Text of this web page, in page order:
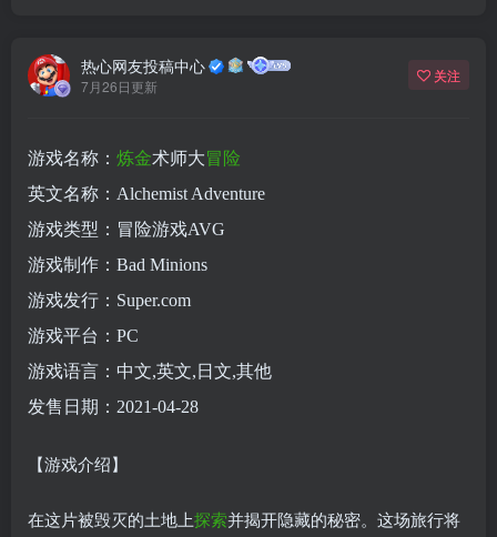
热心网友投稿中心
7月26日更新
关注
游戏名称： 炼金术师大冒险
英文名称：Alchemist Adventure
游戏类型：冒险游戏AVG
游戏制作：Bad Minions
游戏发行：Super.com
游戏平台：PC
游戏语言：中文,英文,日文,其他
发售日期：2021-04-28
【游戏介绍】
在这片被毁灭的土地上探索并揭开隐藏的秘密。这场旅行将